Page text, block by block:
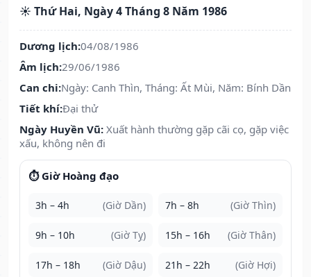
☀️ Thứ Hai, Ngày 4 Tháng 8 Năm 1986
Dương lịch:04/08/1986
Âm lịch:29/06/1986
Can chi:Ngày: Canh Thìn, Tháng: Ất Mùi, Năm: Bính Dần
Tiết khí:Đại thử
Ngày Huyền Vũ: Xuất hành thường gặp cãi cọ, gặp việc
xấu, không nên đi
⏱️ Giờ Hoàng đạo
3h – 4h (Giờ Dần) 7h – 8h (Giờ Thìn)
9h – 10h (Giờ Tỵ) 15h – 16h (Giờ Thân)
17h – 18h (Giờ Dậu) 21h – 22h (Giờ Hợi)